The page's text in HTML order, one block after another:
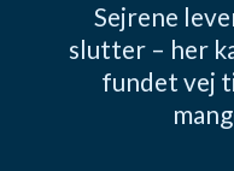
Sejrene
slutter – her
fundet vej